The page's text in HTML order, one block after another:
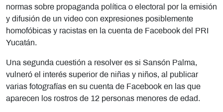
normas sobre propaganda política o electoral por la emisión
y difusión de un video con expresiones posiblemente
homofóbicas y racistas en la cuenta de Facebook del PRI
Yucatán.
Una segunda cuestión a resolver es si Sansón Palma,
vulneró el interés superior de niñas y niños, al publicar
varias fotografías en su cuenta de Facebook en las que
aparecen los rostros de 12 personas menores de edad.